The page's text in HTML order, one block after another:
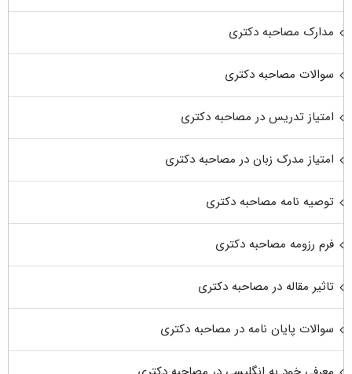
مدارک مصاحبه دکتری
سوالات مصاحبه دکتری
امتیاز تدریس در مصاحبه دکتری
امتیاز مدرک زبان در مصاحبه دکتری
توصیه نامه مصاحبه دکتری
فرم رزومه مصاحبه دکتری
تاثیر مقاله در مصاحبه دکتری
سوالات پایان نامه در مصاحبه دکتری